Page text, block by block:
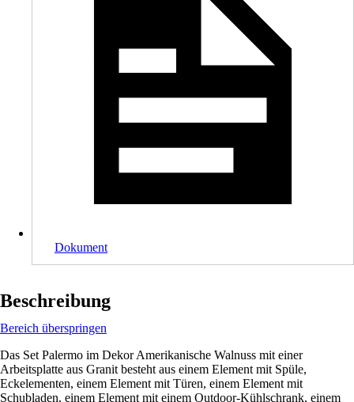
Dokument
Beschreibung
Bereich überspringen
Das Set Palermo im Dekor Amerikanische Walnuss mit einer
Arbeitsplatte aus Granit besteht aus einem Element mit Spüle,
Eckelementen, einem Element mit Türen, einem Element mit
Schubladen, einem Element mit einem Outdoor-Kühlschrank, einem